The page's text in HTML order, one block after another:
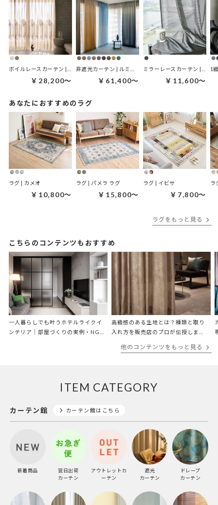
￥28,200～ ￥61,400～ ￥11,600～
1
あなたにおすすめのラグ
ラグ | カメオ
￥10,800～
ラグ | パメラ ラグ
￥15,800～
ラグ | イビサ
￥7,800～
ラ
ラグをもっと見る
こちらのコンテンツもおすすめ
一人暮らしでも叶うホテルライクイ
ンテリア｜部屋づくりの実例・NG例
高級感のある生地とは？種類と取り
入れ方を販売店のプロが伝授しま
他のコンテンツをもっと見る
ITEM CATEGORY
カーテン館 カーテン館はこちら
新着商品
翌日出荷
カーテン
アウトレットカ
ーテン
遮光
カーテン
ドレープ
カーテン